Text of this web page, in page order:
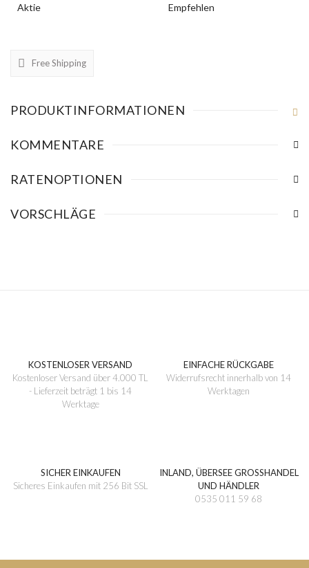
Aktie Empfehlen
Free Shipping
PRODUKTINFORMATIONEN
KOMMENTARE
RATENOPTIONEN
VORSCHLÄGE
KOSTENLOSER VERSAND
Kostenloser Versand über 4.000 TL
- Lieferzeit beträgt 1 bis 14
Werktage
EINFACHE RÜCKGABE
Widerrufsrecht innerhalb von 14
Werktagen
SICHER EINKAUFEN
Sicheres Einkaufen mit 256 Bit SSL
INLAND, ÜBERSEE GROSSHANDEL
UND HÄNDLER
0535 011 59 68